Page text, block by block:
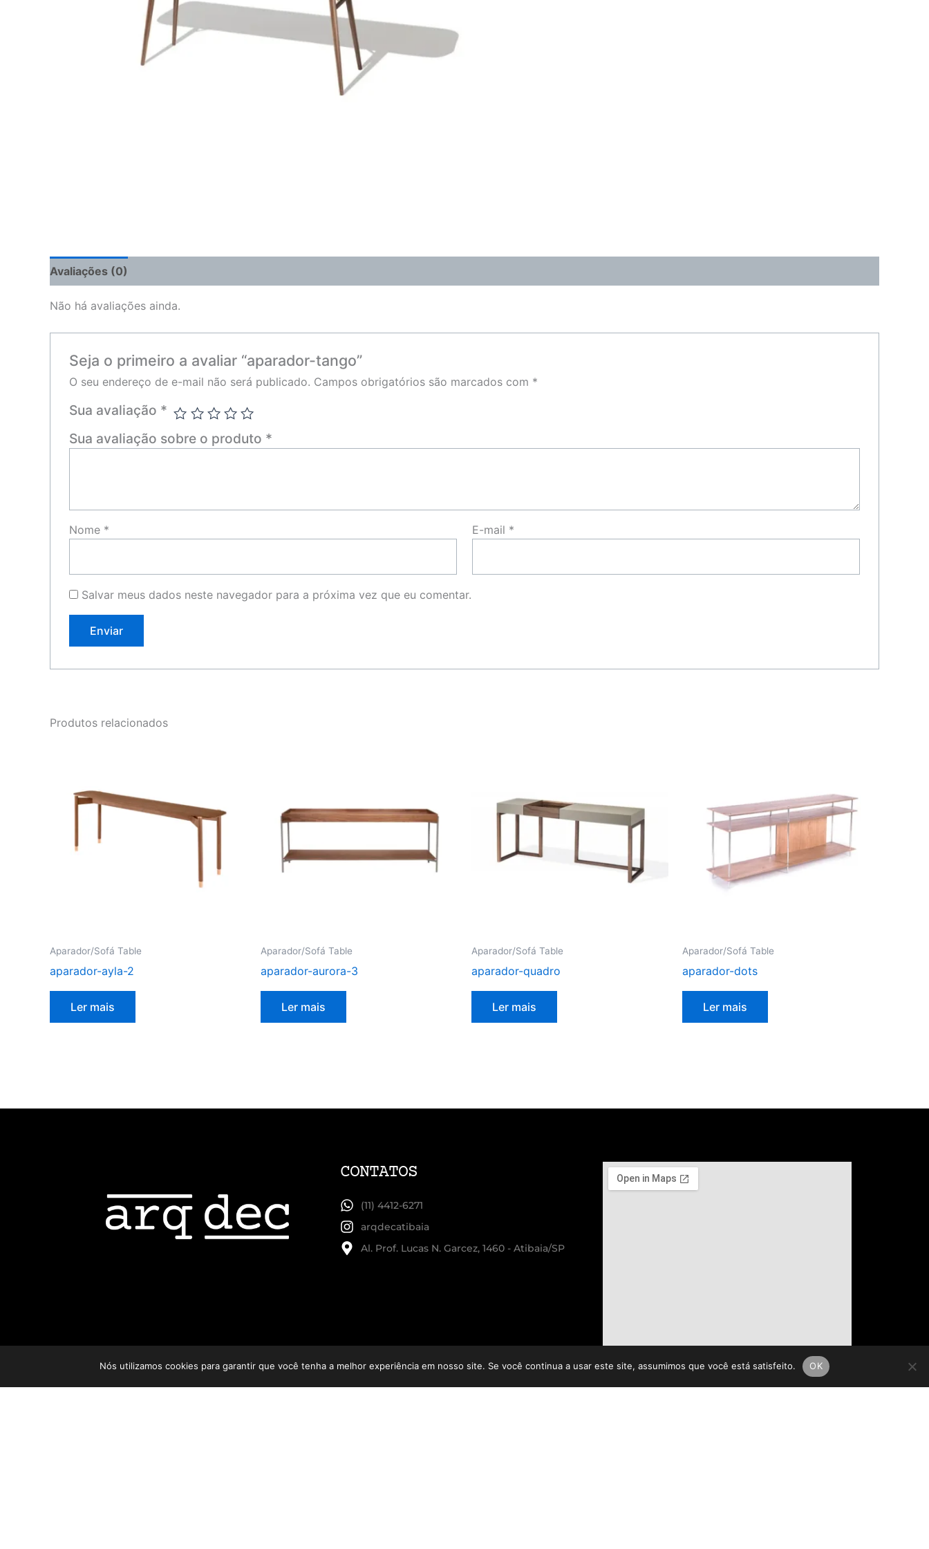
Avaliações (0)
Não há avaliações ainda.
Seja o primeiro a avaliar “aparador-tango”
O seu endereço de e-mail não será publicado. Campos obrigatórios são marcados com *
Sua avaliação *
Sua avaliação sobre o produto *
Nome * E-mail *
Salvar meus dados neste navegador para a próxima vez que eu comentar.
Produtos relacionados
Aparador/Sofá Table
aparador-ayla-2
Ler mais
Aparador/Sofá Table
aparador-aurora-3
Ler mais
Aparador/Sofá Table
aparador-quadro
Ler mais
Aparador/Sofá Table
aparador-dots
Ler mais
CONTATOS
(11) 4412-6271
arqdecatibaia
Al. Prof. Lucas N. Garcez, 1460 - Atibaia/SP
Nós utilizamos cookies para garantir que você tenha a melhor experiência em nosso site. Se você continua a usar este site, assumimos que você está satisfeito. OK